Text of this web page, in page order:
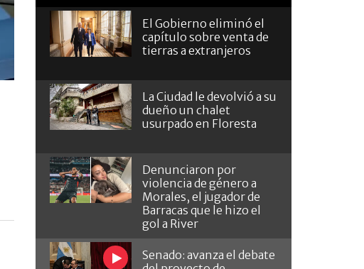
El Gobierno eliminó el
capítulo sobre venta de
tierras a extranjeros
La Ciudad le devolvió a su
dueño un chalet
usurpado en Floresta
Denunciaron por
violencia de género a
Morales, el jugador de
Barracas que le hizo el
gol a River
Senado: avanza el debate